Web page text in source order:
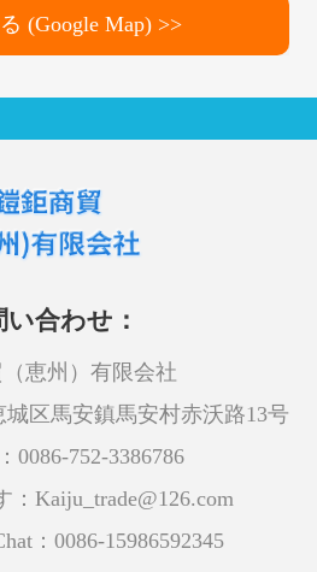
(Google Map) >>
い合わせ：
恵州）有限会社
城区馬安鎮馬安村赤沃路13号
0086-752-3386786
：Kaiju_trade@126.com
：0086-15986592345